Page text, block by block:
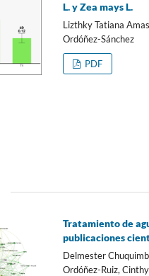
L. y Zea mays L.
Lizthky Tatiana
Ordóñez-Sánchez
PDF
Tratamiento de
publicaciones
Delmester
Ordóñez-Ruiz,